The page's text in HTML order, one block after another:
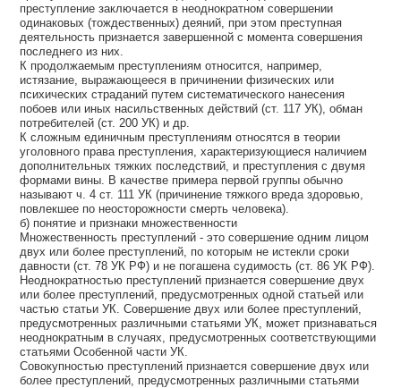
преступление заключается в неоднократном совершении
одинаковых (тождественных) деяний, при этом преступная
деятельность признается завершенной с момента совершения
последнего из них.
К продолжаемым преступлениям относится, например,
истязание, выражающееся в причинении физических или
психических страданий путем систематического нанесения
побоев или иных насильственных действий (ст. 117 УК), обман
потребителей (ст. 200 УК) и др.
К сложным единичным преступлениям относятся в теории
уголовного права преступления, характеризующиеся наличием
дополнительных тяжких последствий, и преступления с двумя
формами вины. В качестве примера первой группы обычно
называют ч. 4 ст. 111 УК (причинение тяжкого вреда здоровью,
повлекшее по неосторожности смерть человека).
б) понятие и признаки множественности
Множественность преступлений - это совершение одним лицом
двух или более преступлений, по которым не истекли сроки
давности (ст. 78 УК РФ) и не погашена судимость (ст. 86 УК РФ).
Неоднократностью преступлений признается совершение двух
или более преступлений, предусмотренных одной статьей или
частью статьи УК. Совершение двух или более преступлений,
предусмотренных различными статьями УК, может признаваться
неоднократным в случаях, предусмотренных соответствующими
статьями Особенной части УК.
Совокупностью преступлений признается совершение двух или
более преступлений, предусмотренных различными статьями